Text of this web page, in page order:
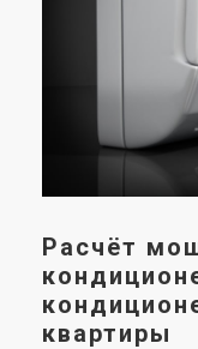
Расчёт
квартиры